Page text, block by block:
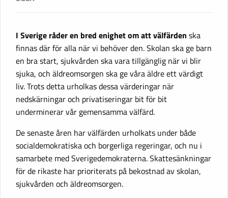
I Sverige råder en bred enighet om att välfärden ska
finnas där för alla när vi behöver den. Skolan ska ge barn
en bra start, sjukvården ska vara tillgänglig när vi blir
sjuka, och äldreomsorgen ska ge våra äldre ett värdigt
liv. Trots detta urholkas dessa värderingar när
nedskärningar och privatiseringar bit för bit
underminerar vår gemensamma välfärd.
De senaste åren har välfärden urholkats under både
socialdemokratiska och borgerliga regeringar, och nu i
samarbete med Sverigedemokraterna. Skattesänkningar
för de rikaste har prioriterats på bekostnad av skolan,
sjukvården och äldreomsorgen.